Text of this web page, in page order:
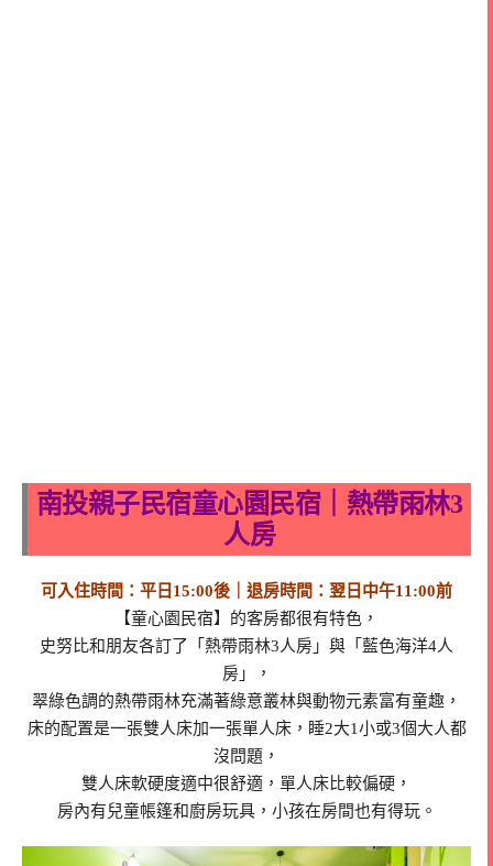
南投親子民宿童心園民宿｜熱帶雨林3
人房
可入住時間：平日15:00後｜退房時間：翌日中午11:00前
【童心園民宿】的客房都很有特色，
史努比和朋友各訂了「熱帶雨林3人房」與「藍色海洋4人
房」，
翠綠色調的熱帶雨林充滿著綠意叢林與動物元素富有童趣，
床的配置是一張雙人床加一張單人床，睡2大1小或3個大人都
沒問題，
雙人床軟硬度適中很舒適，單人床比較偏硬，
房內有兒童帳篷和廚房玩具，小孩在房間也有得玩。